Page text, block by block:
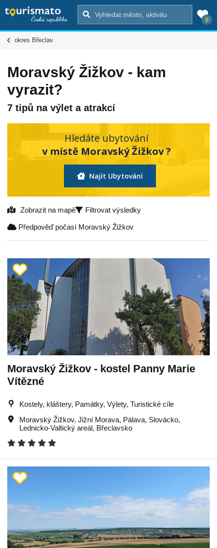
0
okres Břeclav
Moravský Žižkov - kam
vyrazit?
7 tipů na výlet a atrakcí
Hledáte ubytování
v místě Moravský Žižkov ?
Najít Ubytování
Zobrazit na mapě Filtrovat výsledky
Předpověď počasí Moravský Žižkov
Moravský Žižkov - kostel Panny Marie
Vítězné
Kostely, kláštery, Památky, Výlety, Turistické cíle
Moravský Žižkov, Jižní Morava, Pálava, Slovácko,
Lednicko-Valtický areál, Břeclavsko